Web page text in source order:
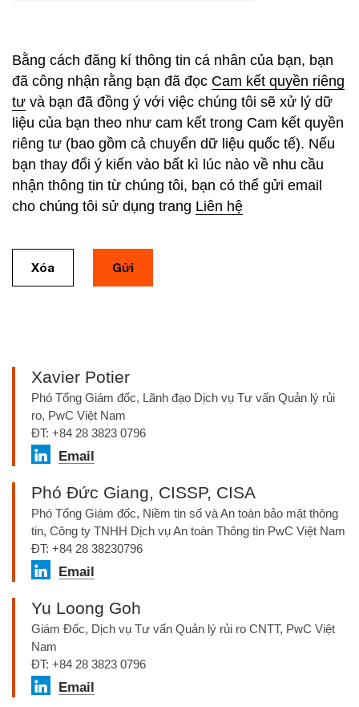
Bằng cách đăng kí thông tin cá nhân của bạn, bạn
đã công nhận rằng bạn đã đọc Cam kết quyền riêng
tư và bạn đã đồng ý với việc chúng tôi sẽ xử lý dữ
liệu của bạn theo như cam kết trong Cam kết quyền
riêng tư (bao gồm cả chuyển dữ liệu quốc tế). Nếu
bạn thay đổi ý kiến vào bất kì lúc nào về nhu cầu
nhận thông tin từ chúng tôi, bạn có thể gửi email
cho chúng tôi sử dụng trang Liên hệ
Xóa Gửi
Xavier Potier
Phó Tổng Giám đốc, Lãnh đạo Dịch vụ Tư vấn Quản lý rủi
ro, PwC Việt Nam
ĐT: +84 28 3823 0796
Email
Phó Đức Giang, CISSP, CISA
Phó Tổng Giám đốc, Niềm tin số và An toàn bảo mật thông
tin, Công ty TNHH Dịch vụ An toàn Thông tin PwC Việt Nam
ĐT: +84 28 38230796
Email
Yu Loong Goh
Giám Đốc, Dịch vụ Tư vấn Quản lý rủi ro CNTT, PwC Việt
Nam
ĐT: +84 28 3823 0796
Email